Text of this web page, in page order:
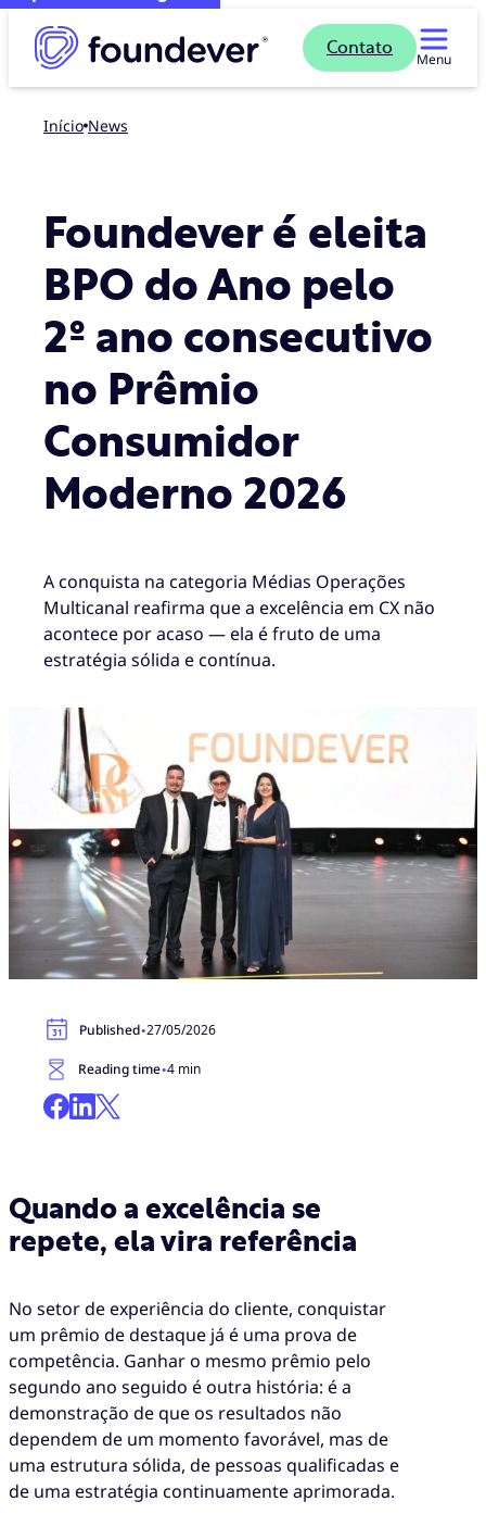
Contato
Menu
Início news
Foundever é eleita
BPO do Ano pelo
2º ano consecutivo
no Prêmio
Consumidor
Moderno 2026
A conquista na categoria Médias Operações
Multicanal reafirma que a excelência em CX não
acontece por acaso — ela é fruto de uma
estratégia sólida e contínua.
Published·27/05/2026
Reading time·4 min
Quando a excelência se
repete, ela vira referência
No setor de experiência do cliente, conquistar
um prêmio de destaque já é uma prova de
competência. Ganhar o mesmo prêmio pelo
segundo ano seguido é outra história: é a
demonstração de que os resultados não
dependem de um momento favorável, mas de
uma estrutura sólida, de pessoas qualificadas e
de uma estratégia continuamente aprimorada.